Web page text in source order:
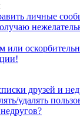
личные
или
друзей и
удалять